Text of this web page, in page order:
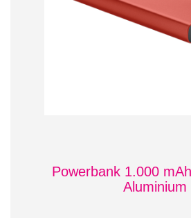
Powerbank 1.000
Aluminium